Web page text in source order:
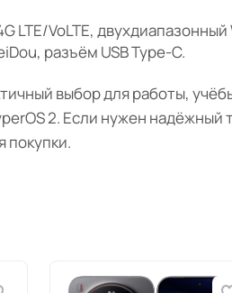
LTE/VoLTE,
разъём USB Type-C.
выбор для работы,
2. Если нужен надёжный
покупки.